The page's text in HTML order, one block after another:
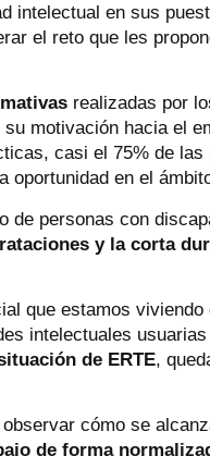
intelectual en sus
el reto que les
realizadas por
motivación hacia el
casi el 75% de las
oportunidad en el
de personas con
y la corta
que estamos
intelectuales
de ERTE,
cómo se
de forma